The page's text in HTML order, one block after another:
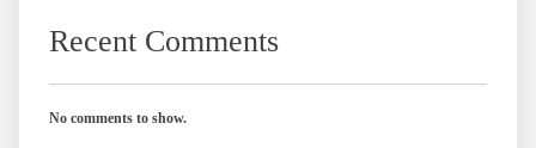
Recent Comments
No comments to show.